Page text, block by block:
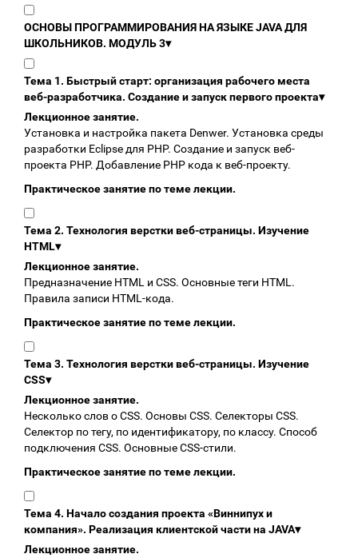
ОСНОВЫ ПРОГРАММИРОВАНИЯ НА ЯЗЫКЕ JAVA ДЛЯ
ШКОЛЬНИКОВ. МОДУЛЬ 3▾
Тема 1. Быстрый старт: организация рабочего места
веб-разработчика. Создание и запуск первого проекта▾
Лекционное занятие.
Установка и настройка пакета Denwer. Установка среды
разработки Eclipse для PHP. Создание и запуск веб-
проекта PHP. Добавление PHP кода к веб-проекту.
Практическое занятие по теме лекции.
Тема 2. Технология верстки веб-страницы. Изучение
HTML▾
Лекционное занятие.
Предназначение HTML и CSS. Основные теги HTML.
Правила записи HTML-кода.
Практическое занятие по теме лекции.
Тема 3. Технология верстки веб-страницы. Изучение
CSS▾
Лекционное занятие.
Несколько слов о CSS. Основы CSS. Селекторы CSS.
Селектор по тегу, по идентификатору, по классу. Cпособ
подключения CSS. Основные CSS-стили.
Практическое занятие по теме лекции.
Тема 4. Начало создания проекта «Виннипух и
компания». Реализация клиентской части на JAVA▾
Лекционное занятие.